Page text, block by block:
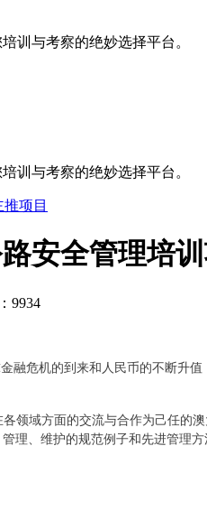
训与考察的绝妙选择平台。
训与考察的绝妙选择平台。
推项目
安全管理培训
9934
融危机的到来和人民币的不断升
领域方面的交流与合作为己任的
理、维护的规范例子和先进管理